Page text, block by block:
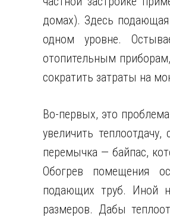
домах). Здесь
одном уровне.
отопительным
сократить затраты на
Во-первых, это
увеличить
перемычка — байпас,
Обогрев помещения
подающих труб. Иной
размеров. Дабы